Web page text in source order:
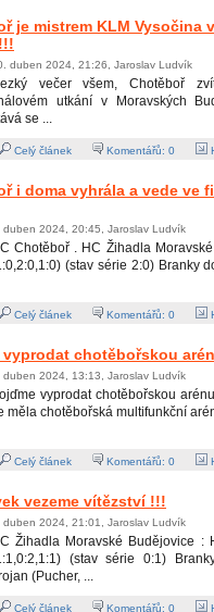
je mistrem KLM Vysočina
duben 2024, 21:26, Jaroslav Ludvík
večer všem, Chotěboř
utkání v Moravských
se ...
Celý článek Komentářů: 0
i doma vyhrála a vede ve
duben 2024, 20:45, Jaroslav Ludvík
Chotěboř . HC Žihadla
(stav série 2:0) Branky
Celý článek Komentářů: 0
vyprodat chotěbořskou
duben 2024, 13:13, Jaroslav Ludvík
vyprodat chotěbořskou
měla chotěbořská multifunkční
Celý článek Komentářů: 0
vezeme vítězství !!!
duben 2024, 21:01, Jaroslav Ludvík
Žihadla Moravské Budějovice :
(stav série 0:1)
(Pucher, ...
Celý článek Komentářů: 0